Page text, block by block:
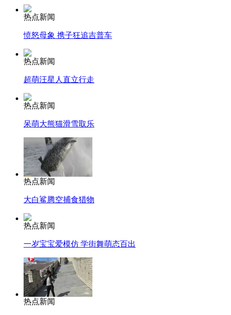
热点新闻
愤怒母象 携子狂追吉普车
热点新闻
超萌汪星人直立行走
热点新闻
呆萌大熊猫滑雪取乐
热点新闻
大白鲨腾空捕食猎物
热点新闻
一岁宝宝爱模仿 学街舞萌态百出
热点新闻